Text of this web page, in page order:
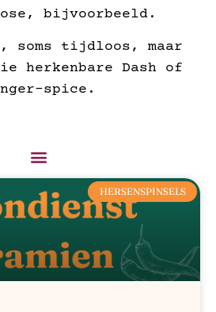
bijvoorbeeld.
soms tijdloos, maar
herkenbare Dash of
spice.
HERSENSPINSELS